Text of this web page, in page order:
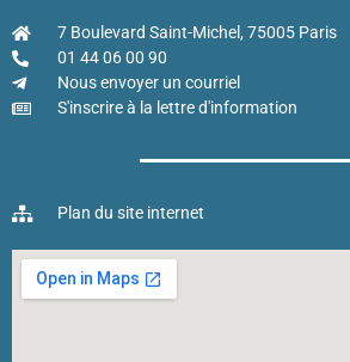
7 Boulevard Saint-Michel, 75005 Paris
01 44 06 00 90
Nous envoyer un courriel
S'inscrire à la lettre d'information
Plan du site internet